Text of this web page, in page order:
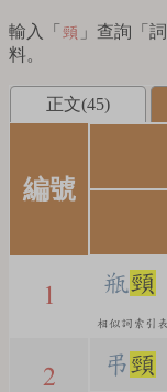
輸入「 頸 」查詢「
料。
正文(45)
編號
1 瓶頸
相似詞索引表
2 弔頸